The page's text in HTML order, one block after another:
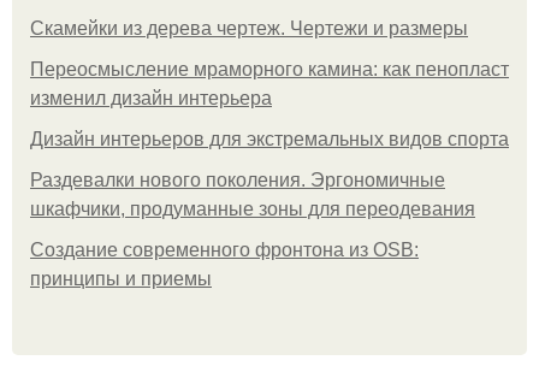
Скамейки из дерева чертеж. Чертежи и размеры
Переосмысление мраморного камина: как пенопласт
изменил дизайн интерьера
Дизайн интерьеров для экстремальных видов спорта
Раздевалки нового поколения. Эргономичные
шкафчики, продуманные зоны для переодевания
Создание современного фронтона из OSB:
принципы и приемы